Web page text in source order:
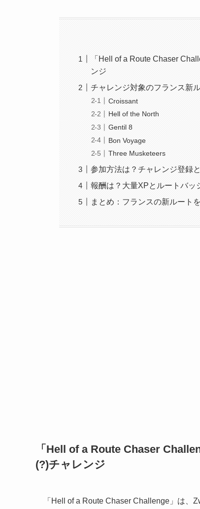
「Hell of a Route Chaser
ンジ
チャレンジ対象のフランス新
Croissant
Hell of the North
Gentil 8
Bon Voyage
Three Musketeers
参加方法は？チャレンジ登録
報酬は？大量XPとルートバッ
まとめ：フランスの新ルート
「Hell of a Route Chaser
(?)チャレンジ
「Hell of a Route Chaser Challenge」は、